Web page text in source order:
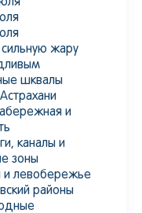
жару
шквалы
и
каналы и
зоны
и левобережье
районы